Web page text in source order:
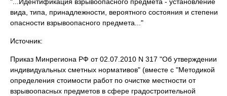
вида, типа, принадлежности, вероятного состояния и степени
опасности взрывоопасного предмета..."
Источник:
Приказ Минрегиона РФ от 02.07.2010 N 317 "Об утверждении
индивидуальных сметных нормативов" (вместе с "Методикой
определения стоимости работ по очистке местности от
взрывоопасных предметов в сфере градостроительной